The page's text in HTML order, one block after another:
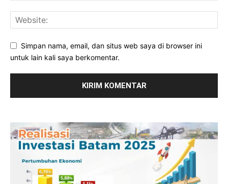
Simpan nama, email, dan situs web saya di browser ini
untuk lain kali saya berkomentar.